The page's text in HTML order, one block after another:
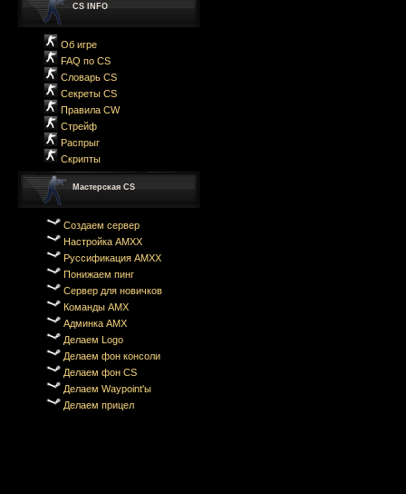
CS INFO
Об игре
FAQ по CS
Словарь CS
Секреты CS
Правила CW
Стрейф
Распрыг
Скрипты
Мастерская CS
Создаем сервер
Настройка AMXX
Руссификация AMXX
Понижаем пинг
Сервер для новичков
Команды AMX
Админка AMX
Делаем Logo
Делаем фон консоли
Делаем фон CS
Делаем Waypoint'ы
Делаем прицел